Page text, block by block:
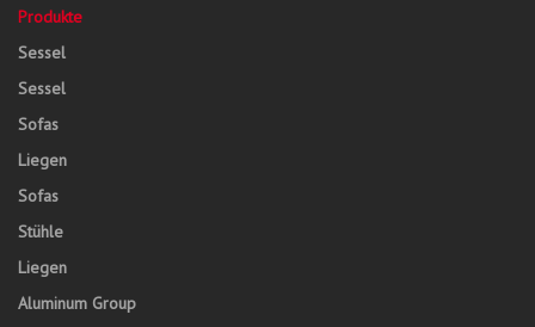
Produkte
Sessel
Sessel
Sofas
Liegen
Sofas
Stühle
Liegen
Aluminum Group